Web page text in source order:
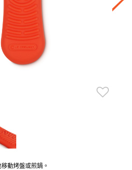
動烤盤或煎鍋。